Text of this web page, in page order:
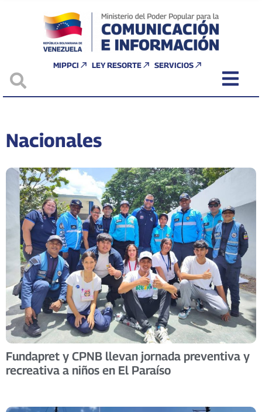
MIPPCI LEY RESORTE SERVICIOS
Nacionales
Fundapret y CPNB llevan jornada preventiva y
recreativa a niños en El Paraíso ​